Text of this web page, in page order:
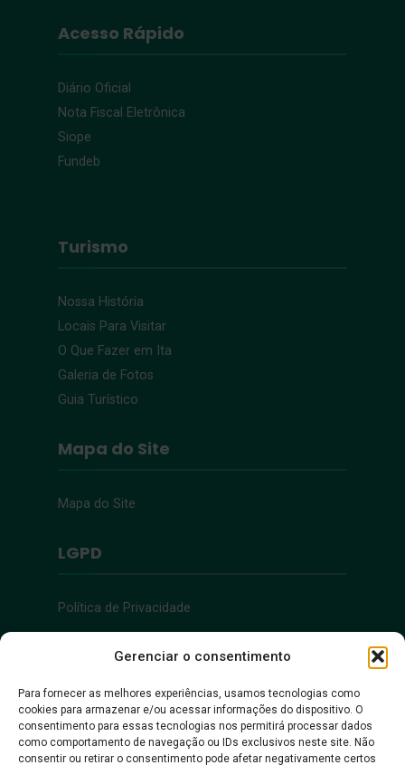
Gerenciar o consentimento
Para fornecer as melhores experiências, usamos tecnologias como
cookies para armazenar e/ou acessar informações do dispositivo. O
consentimento para essas tecnologias nos permitirá processar dados
como comportamento de navegação ou IDs exclusivos neste site. Não
consentir ou retirar o consentimento pode afetar negativamente certos
Acesso Rápido
Diário Oficial
Nota Fiscal Eletrônica
Siope
Fundeb
Turismo
Nossa História
Locais Para Visitar
O Que Fazer em Ita
Galeria de Fotos
Guia Turístico
Mapa do Site
Mapa do Site
LGPD
Política de Privacidade
Acessibilidade
Acessibilidade